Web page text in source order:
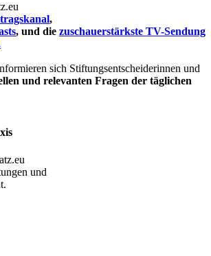
,
, und die zuschauerstärkste TV-Sendung
sich Stiftungsentscheiderinnen und
und relevanten Fragen der täglichen
und